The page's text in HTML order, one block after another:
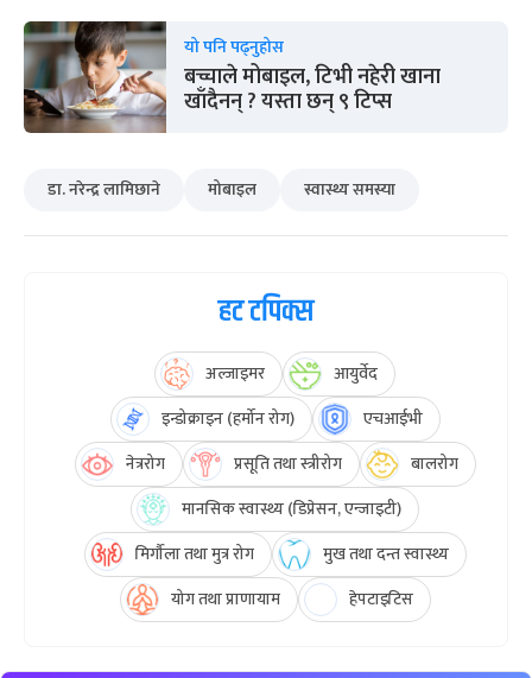
यो पनि पढ्नुहोस
बच्चाले मोबाइल, टिभी नहेरी खाना
खाँदैनन् ? यस्ता छन् ९ टिप्स
डा. नरेन्द्र लामिछाने मोबाइल स्वास्थ्य समस्या
हट टपिक्स
अल्जाइमर
आयुर्वेद
इन्डोक्राइन (हर्मोन रोग)
एचआईभी
नेत्ररोग
प्रसूति तथा स्त्रीरोग
बालरोग
मानसिक स्वास्थ्य (डिप्रेसन, एन्जाइटी)
मिर्गौला तथा मुत्र रोग
मुख तथा दन्त स्वास्थ्य
योग तथा प्राणायाम
हेपटाइटिस